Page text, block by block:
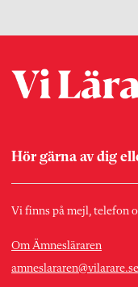
Hör gärna av dig
Vi finns på mejl, telefon
Om Ämnesläraren
amneslararen@vilarare.se